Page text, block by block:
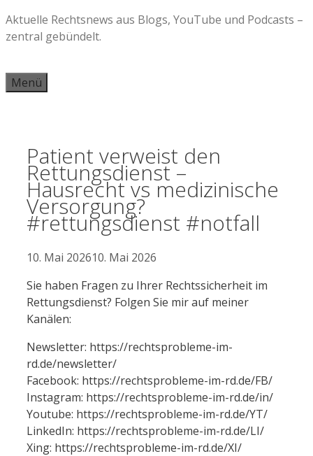
Zum
Inhalt
Aktuelle Rechtsnews aus Blogs, YouTube und Podcasts –
zentral gebündelt.
Menü
Patient verweist den
Rettungsdienst –
Hausrecht vs medizinische
Versorgung?
#rettungsdienst #notfall
10. Mai 202610. Mai 2026
Sie haben Fragen zu Ihrer Rechtssicherheit im
Rettungsdienst? Folgen Sie mir auf meiner
Kanälen:
Newsletter: https://rechtsprobleme-im-
rd.de/newsletter/
Facebook: https://rechtsprobleme-im-rd.de/FB/
Instagram: https://rechtsprobleme-im-rd.de/in/
Youtube: https://rechtsprobleme-im-rd.de/YT/
LinkedIn: https://rechtsprobleme-im-rd.de/LI/
Xing: https://rechtsprobleme-im-rd.de/XI/